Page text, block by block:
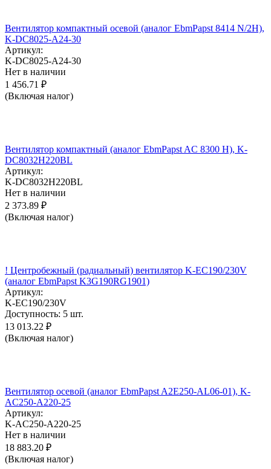
Вентилятор компактный осевой (аналог EbmPapst 8414 N/2H),
K-DC8025-A24-30
Артикул:
K-DC8025-A24-30
Нет в наличии
1 456.71 ₽
(Включая налог)
Вентилятор компактный (аналог EbmPapst AC 8300 H), K-
DC8032H220BL
Артикул:
K-DC8032H220BL
Нет в наличии
2 373.89 ₽
(Включая налог)
! Центробежный (радиальный) вентилятор K-EC190/230V
(аналог EbmPapst K3G190RG1901)
Артикул:
K-EC190/230V
Доступность: 5 шт.
13 013.22 ₽
(Включая налог)
Вентилятор осевой (аналог EbmPapst A2E250-AL06-01), K-
AC250-A220-25
Артикул:
K-AC250-A220-25
Нет в наличии
18 883.20 ₽
(Включая налог)